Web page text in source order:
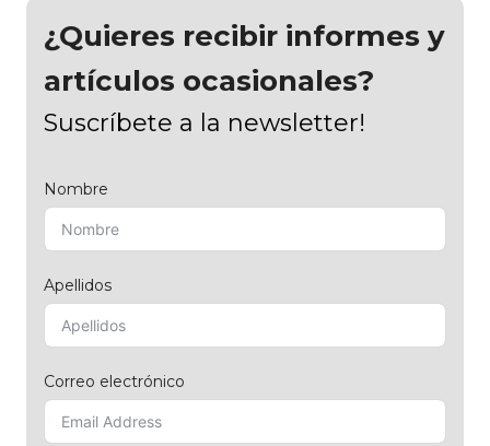
¿Quieres recibir informes y
artículos ocasionales?
Suscríbete a la newsletter!
Nombre
Apellidos
Correo electrónico